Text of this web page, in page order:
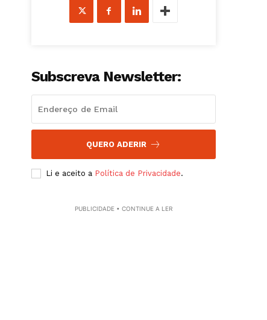
Subscreva Newsletter:
QUERO ADERIR
Li e aceito a Política de Privacidade.
PUBLICIDADE • CONTINUE A LER